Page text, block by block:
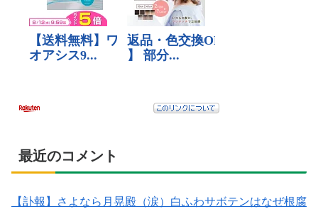
最近のコメント
【訃報】さよなら月晃殿（涙）白ふわサボテンはなぜ根腐